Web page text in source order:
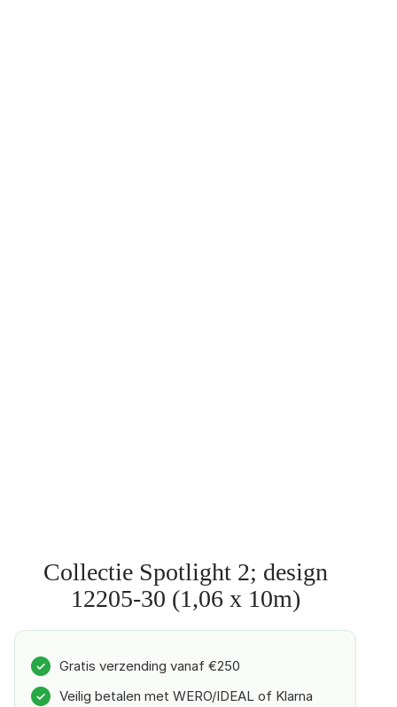
Collectie Spotlight 2; design
12205-30 (1,06 x 10m)
✓ Gratis verzending vanaf €250
✓ Veilig betalen met WERO/IDEAL of Klarna